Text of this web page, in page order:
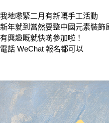
我地嚟緊二月有新嘅手工活動
新年就到當然要整中國元素裝飾
有興趣嘅就快啲參加啦！
電話 WeChat 報名都可以